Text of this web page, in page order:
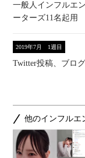
一般人インフルエ
ーターズ11名起用
2019年7月 1週目
Twitter投稿、ブロ
他のインフルエ